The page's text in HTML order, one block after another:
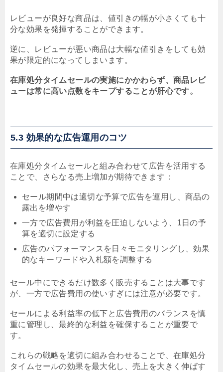
レビューが良好な商品は、値引きの幅が小さくても十
分な効果を発揮することができます。
逆に、レビューが悪い商品は大幅な値引きをしても効
果が限定的になってしまいます。
在庫処分タイムセールの実施にかかわらず、商品レビ
ューは常に高い点数をキープすることが肝心です。
5.3 効果的な広告運用のコツ
在庫処分タイムセールと組み合わせて広告を活用する
ことで、さらなる売上増加が期待できます：
セール期間中は適切な予算で広告を運用し、商品の
露出を増やす
一方で広告費用が利益を圧迫しないよう、1日の予
算を適切に設定する
広告のパフォーマンスを日々モニタリングし、効果
的なキーワードや入札額を調整する
セール中にできるだけ数多く販売することは大事です
が、一方で広告費用の使いすぎには注意が必要です。
セールによる利益率の低下と広告費用のバランスを慎
重に管理し、最終的な利益を確保することが重要で
す。
これらの戦略を適切に組み合わせることで、在庫処分
タイムセールの効果を最大化し、売上を大きく伸ばす